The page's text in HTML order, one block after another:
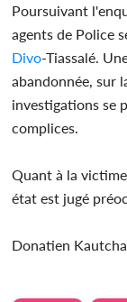
Poursuivant
agents de Police
Divo-Tiassalé.
abandonnée, sur
investigations se
complices.
Quant à la
état est jugé
Donatien